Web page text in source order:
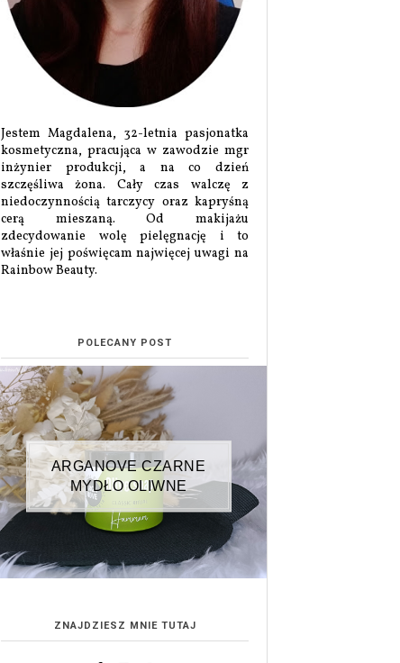
Jestem Magdalena, 32-letnia pasjonatka
kosmetyczna, pracująca w zawodzie mgr
inżynier produkcji, a na co dzień
szczęśliwa żona. Cały czas walczę z
niedoczynnością tarczycy oraz kapryśną
cerą mieszaną. Od makijażu
zdecydowanie wolę pielęgnację i to
właśnie jej poświęcam najwięcej uwagi na
Rainbow Beauty.
POLECANY POST
ARGANOVE CZARNE
MYDŁO OLIWNE
ZNAJDZIESZ MNIE TUTAJ